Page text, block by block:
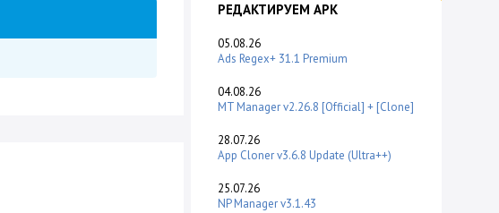
РЕДАКТИРУЕМ APK
05.08.26
Ads Regex+ 31.1 Premium
04.08.26
MT Manager v2.26.8 [Official] + [Clone]
28.07.26
App Cloner v3.6.8 Update (Ultra++)
25.07.26
NP Manager v3.1.43